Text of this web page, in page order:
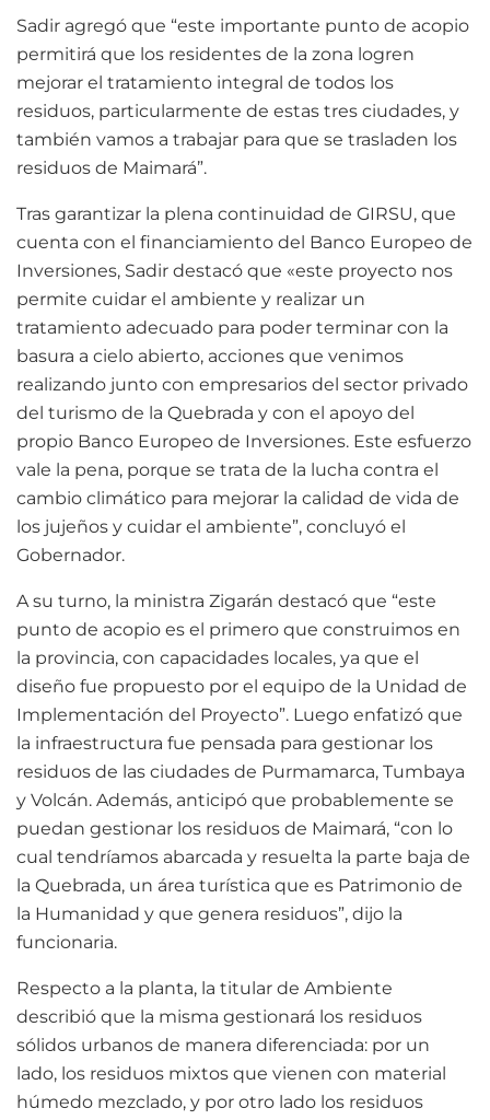
Sadir agregó que “este importante punto de acopio
permitirá que los residentes de la zona logren
mejorar el tratamiento integral de todos los
residuos, particularmente de estas tres ciudades, y
también vamos a trabajar para que se trasladen los
residuos de Maimará”.
Tras garantizar la plena continuidad de GIRSU, que
cuenta con el financiamiento del Banco Europeo de
Inversiones, Sadir destacó que «este proyecto nos
permite cuidar el ambiente y realizar un
tratamiento adecuado para poder terminar con la
basura a cielo abierto, acciones que venimos
realizando junto con empresarios del sector privado
del turismo de la Quebrada y con el apoyo del
propio Banco Europeo de Inversiones. Este esfuerzo
vale la pena, porque se trata de la lucha contra el
cambio climático para mejorar la calidad de vida de
los jujeños y cuidar el ambiente”, concluyó el
Gobernador.
A su turno, la ministra Zigarán destacó que “este
punto de acopio es el primero que construimos en
la provincia, con capacidades locales, ya que el
diseño fue propuesto por el equipo de la Unidad de
Implementación del Proyecto”. Luego enfatizó que
la infraestructura fue pensada para gestionar los
residuos de las ciudades de Purmamarca, Tumbaya
y Volcán. Además, anticipó que probablemente se
puedan gestionar los residuos de Maimará, “con lo
cual tendríamos abarcada y resuelta la parte baja de
la Quebrada, un área turística que es Patrimonio de
la Humanidad y que genera residuos”, dijo la
funcionaria.
Respecto a la planta, la titular de Ambiente
describió que la misma gestionará los residuos
sólidos urbanos de manera diferenciada: por un
lado, los residuos mixtos que vienen con material
húmedo mezclado, y por otro lado los residuos